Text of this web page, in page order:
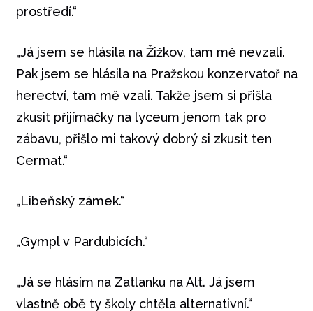
prostředí.“
„Já jsem se hlásila na Žižkov, tam mě nevzali.
Pak jsem se hlásila na Pražskou konzervatoř na
herectví, tam mě vzali. Takže jsem si přišla
zkusit přijímačky na lyceum jenom tak pro
zábavu, přišlo mi takový dobrý si zkusit ten
Cermat.“
„Libeňský zámek.“
„Gympl v Pardubicích.“
„Já se hlásím na Zatlanku na Alt. Já jsem
vlastně obě ty školy chtěla alternativní.“